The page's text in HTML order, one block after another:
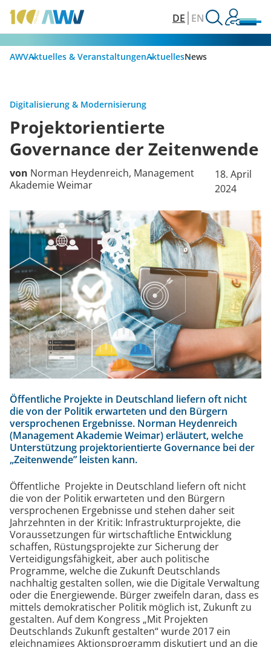
DE EN
AWVAktuelles & VeranstaltungenAktuellesNews
Digitalisierung & Modernisierung
Projektorientierte
Governance der Zeitenwende
von Norman Heydenreich, Management
Akademie Weimar
18. April
2024
Öffentliche Projekte in Deutschland liefern oft nicht
die von der Politik erwarteten und den Bürgern
versprochenen Ergebnisse. Norman Heydenreich
(Management Akademie Weimar) erläutert, welche
Unterstützung projektorientierte Governance bei der
„Zeitenwende” leisten kann.
Öffentliche Projekte in Deutschland liefern oft nicht
die von der Politik erwarteten und den Bürgern
versprochenen Ergebnisse und stehen daher seit
Jahrzehnten in der Kritik: Infrastrukturprojekte, die
Voraussetzungen für wirtschaftliche Entwicklung
schaffen, Rüstungsprojekte zur Sicherung der
Verteidigungsfähigkeit, aber auch politische
Programme, welche die Zukunft Deutschlands
nachhaltig gestalten sollen, wie die Digitale Verwaltung
oder die Energiewende. Bürger zweifeln daran, dass es
mittels demokratischer Politik möglich ist, Zukunft zu
gestalten. Auf dem Kongress „Mit Projekten
Deutschlands Zukunft gestalten“ wurde 2017 ein
gleichnamiges Aktionsprogramm diskutiert und an die